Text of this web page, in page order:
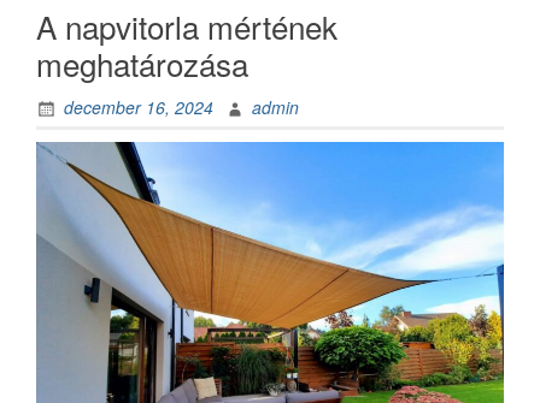
erkélyen:
Kreatív
megoldások
kis
A napvitorla mértének
meghatározása
december 16, 2024 admin